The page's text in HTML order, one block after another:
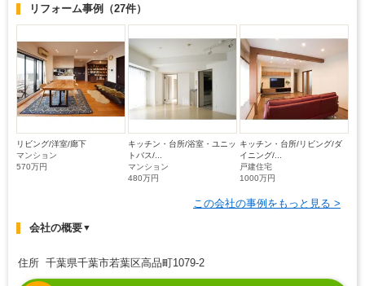
リフォーム事例 （27件）
リビング/洋室/廊下
マンション
570万円
キッチン・台所/浴室・ユニッ
トバス/...
マンション
480万円
キッチン・台所/リビング/ダ
イニング/...
戸建住宅
1000万円
この会社の事例をもっと見る >
会社の概要▼
住所 千葉県千葉市若葉区高品町1079-2